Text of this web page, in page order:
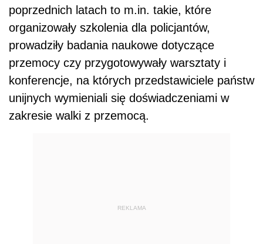
poprzednich latach to m.in. takie, które
organizowały szkolenia dla policjantów,
prowadziły badania naukowe dotyczące
przemocy czy przygotowywały warsztaty i
konferencje, na których przedstawiciele państw
unijnych wymieniali się doświadczeniami w
zakresie walki z przemocą.
REKLAMA